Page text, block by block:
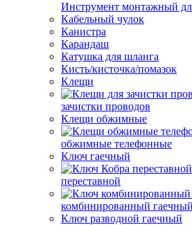
Инструмент монтажный
Кабельный чулок
Канистра
Карандаш
Катушка для шланга
Кисть/кисточка/помазок
Клещи
зачистки проводов
Клещи обжимные
обжимные телефонные
Ключ гаечный
переставной
комбинированный гаечный
Ключ разводной гаечный